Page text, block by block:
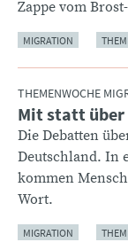
Zappe vom
MIGRATION
THEMENWOCHE
:Mit statt über
Die Debatten
Deutschland. In
kommen
Wort.
MIGRATION